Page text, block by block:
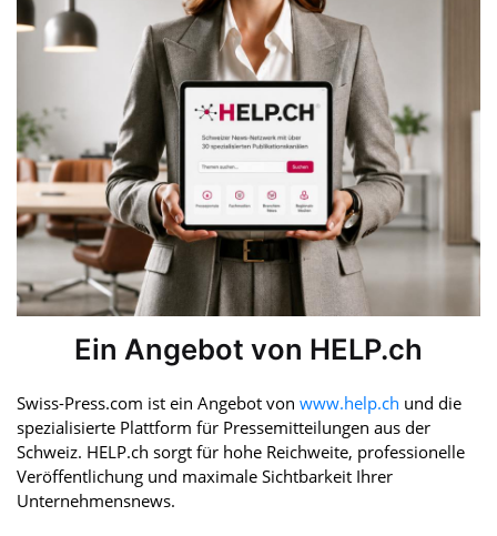
Ein Angebot von HELP.ch
Swiss-Press.com ist ein Angebot von www.help.ch und die
spezialisierte Plattform für Pressemitteilungen aus der
Schweiz. HELP.ch sorgt für hohe Reichweite, professionelle
Veröffentlichung und maximale Sichtbarkeit Ihrer
Unternehmensnews.